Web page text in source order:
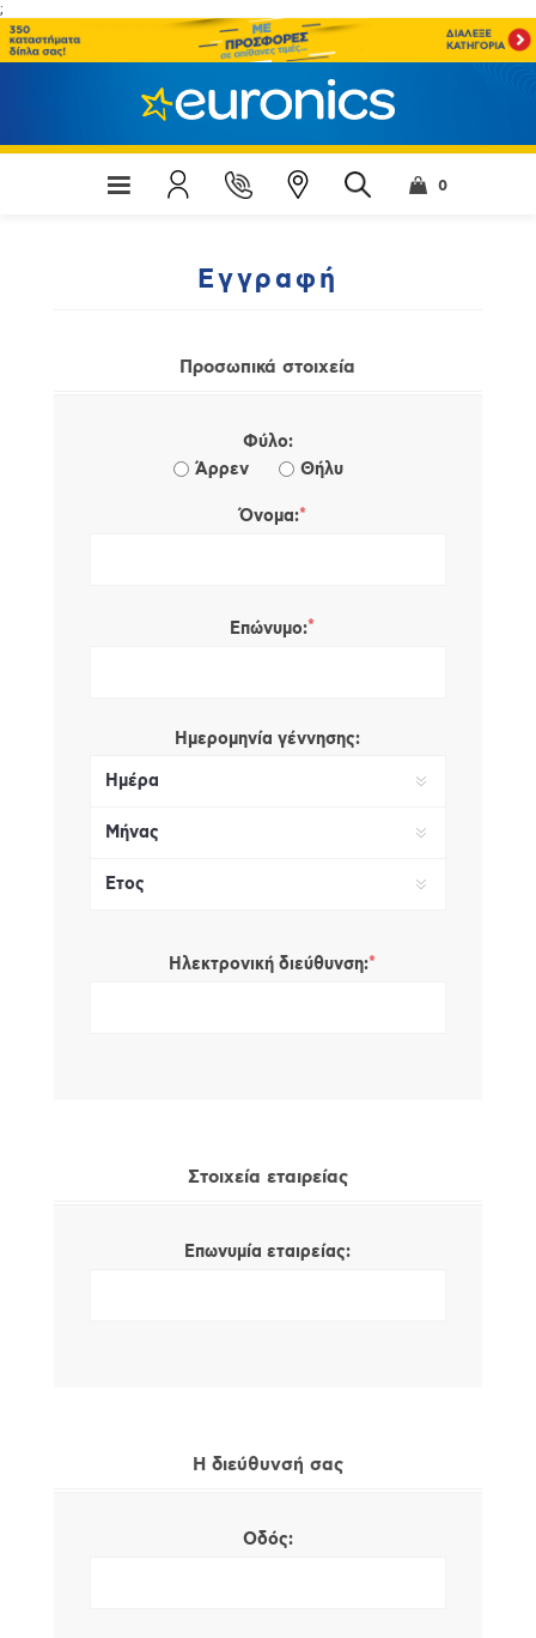
;
0
Εγγραφή
Προσωπικά στοιχεία
Φύλο:
Άρρεν
Θήλυ
Όνομα:*
Επώνυμο:*
Ημερομηνία γέννησης:
Ηλεκτρονική διεύθυνση:*
Στοιχεία εταιρείας
Επωνυμία εταιρείας:
Η διεύθυνσή σας
Οδός: